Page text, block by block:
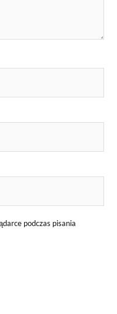
podczas pisania